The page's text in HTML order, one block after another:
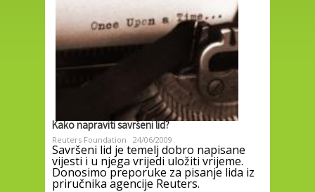
Kako napraviti savršeni lid?
Reuters Foundation 24/06/2009
Savršeni lid je temelj dobro napisane
vijesti i u njega vrijedi uložiti vrijeme.
Donosimo preporuke za pisanje lida iz
priručnika agencije Reuters.